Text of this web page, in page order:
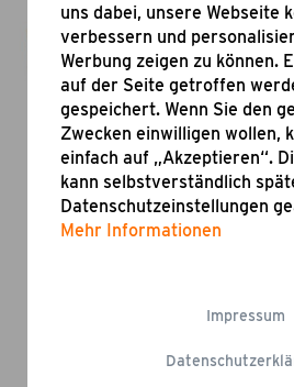
uns dabei, unsere Webseite
verbessern und
Werbung zeigen zu können.
auf der Seite getroffen
gespeichert. Wenn Sie den
Zwecken einwilligen wollen,
einfach auf „Akzeptieren“.
kann selbstverständlich
Datenschutzeinstellungen
Mehr Informationen
Impressum